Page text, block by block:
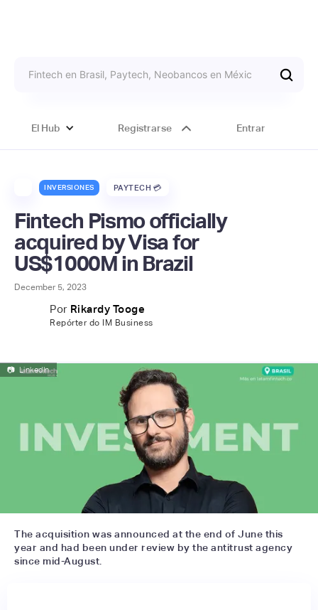
El Hub Registrarse Entrar
INVERSIONES PAYTECH 💳
Fintech Pismo officially
acquired by Visa for
US$1000M in Brazil
December 5, 2023
Por Rikardy Tooge
Repórter do IM Business
📷 LinkedIn
The acquisition was announced at the end of June this
year and had been under review by the antitrust agency
since mid-August.